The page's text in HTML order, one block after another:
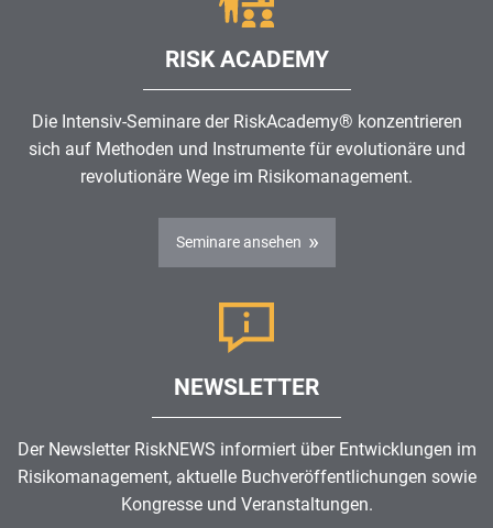
RISK ACADEMY
Die Intensiv-Seminare der RiskAcademy® konzentrieren
sich auf Methoden und Instrumente für evolutionäre und
revolutionäre Wege im Risikomanagement.
Seminare ansehen
NEWSLETTER
Der Newsletter RiskNEWS informiert über Entwicklungen im
Risikomanagement, aktuelle Buchveröffentlichungen sowie
Kongresse und Veranstaltungen.